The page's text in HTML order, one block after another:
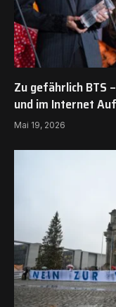
Zu gefährlich BTS
und im Internet
Mai 19, 2026